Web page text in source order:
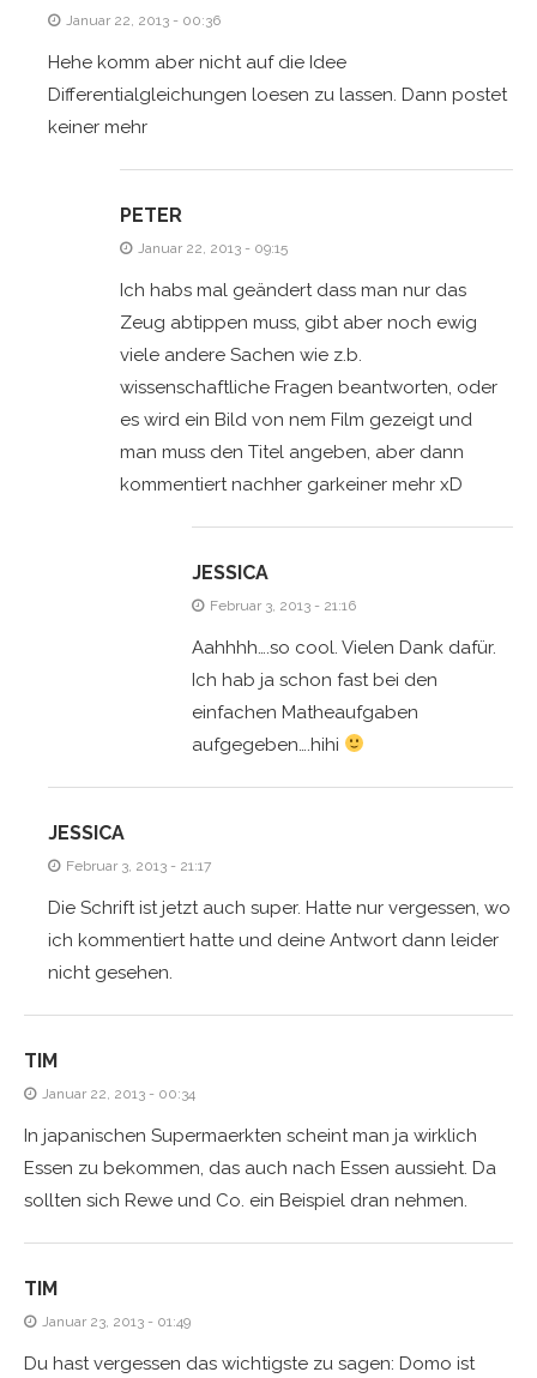
Januar 22, 2013 - 00:36
Hehe komm aber nicht auf die Idee
Differentialgleichungen loesen zu lassen. Dann postet
keiner mehr
PETER
Januar 22, 2013 - 09:15
Ich habs mal geändert dass man nur das
Zeug abtippen muss, gibt aber noch ewig
viele andere Sachen wie z.b.
wissenschaftliche Fragen beantworten, oder
es wird ein Bild von nem Film gezeigt und
man muss den Titel angeben, aber dann
kommentiert nachher garkeiner mehr xD
JESSICA
Februar 3, 2013 - 21:16
Aahhhh….so cool. Vielen Dank dafür.
Ich hab ja schon fast bei den
einfachen Matheaufgaben
aufgegeben….hihi
JESSICA
Februar 3, 2013 - 21:17
Die Schrift ist jetzt auch super. Hatte nur vergessen, wo
ich kommentiert hatte und deine Antwort dann leider
nicht gesehen.
TIM
Januar 22, 2013 - 00:34
In japanischen Supermaerkten scheint man ja wirklich
Essen zu bekommen, das auch nach Essen aussieht. Da
sollten sich Rewe und Co. ein Beispiel dran nehmen.
TIM
Januar 23, 2013 - 01:49
Du hast vergessen das wichtigste zu sagen: Domo ist